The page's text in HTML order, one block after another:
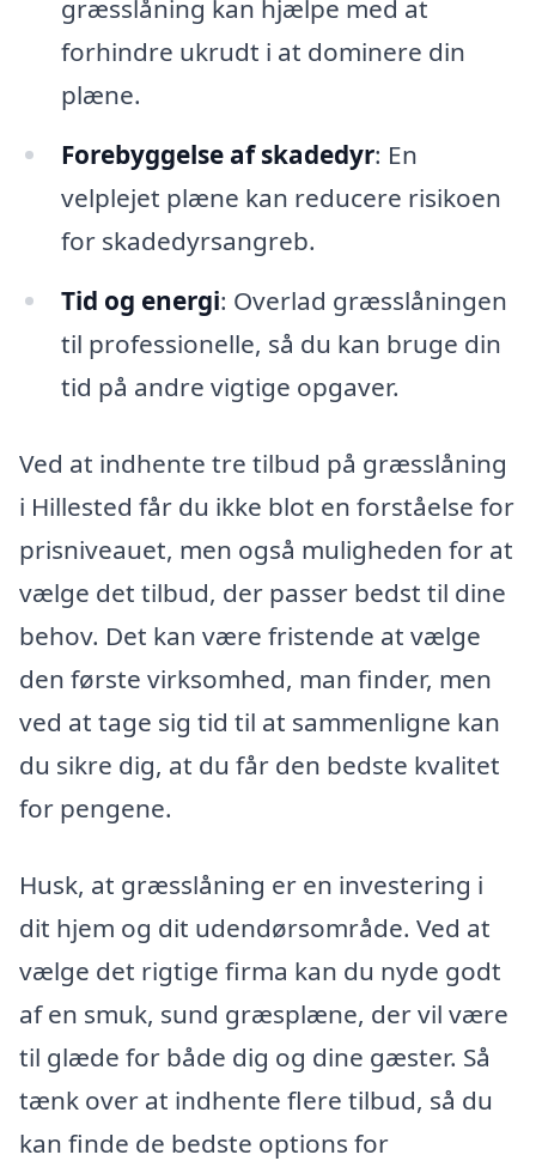
græsslåning kan hjælpe med at
forhindre ukrudt i at dominere din
plæne.
Forebyggelse af skadedyr: En
velplejet plæne kan reducere risikoen
for skadedyrsangreb.
Tid og energi: Overlad græsslåningen
til professionelle, så du kan bruge din
tid på andre vigtige opgaver.
Ved at indhente tre tilbud på græsslåning
i Hillested får du ikke blot en forståelse for
prisniveauet, men også muligheden for at
vælge det tilbud, der passer bedst til dine
behov. Det kan være fristende at vælge
den første virksomhed, man finder, men
ved at tage sig tid til at sammenligne kan
du sikre dig, at du får den bedste kvalitet
for pengene.
Husk, at græsslåning er en investering i
dit hjem og dit udendørsområde. Ved at
vælge det rigtige firma kan du nyde godt
af en smuk, sund græsplæne, der vil være
til glæde for både dig og dine gæster. Så
tænk over at indhente flere tilbud, så du
kan finde de bedste options for